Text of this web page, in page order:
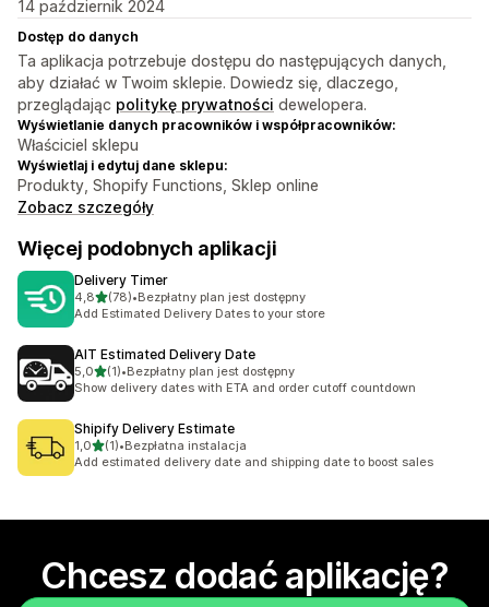
14 październik 2024
Dostęp do danych
Ta aplikacja potrzebuje dostępu do następujących danych,
aby działać w Twoim sklepie. Dowiedz się, dlaczego,
przeglądając politykę prywatności dewelopera.
Wyświetlanie danych pracowników i współpracowników:
Właściciel sklepu
Wyświetlaj i edytuj dane sklepu:
Produkty, Shopify Functions, Sklep online
Zobacz szczegóły
Więcej podobnych aplikacji
Delivery Timer
4,8na 5 gwiazdek
(78)
Łączna liczba recenzji: 78
•Bezpłatny plan jest dostępny
Add Estimated Delivery Dates to your store
AIT Estimated Delivery Date
5,0na 5 gwiazdek
(1)
Łączna liczba recenzji: 1
•Bezpłatny plan jest dostępny
Show delivery dates with ETA and order cutoff countdown
Shipify Delivery Estimate
1,0na 5 gwiazdek
(1)
Łączna liczba recenzji: 1
•Bezpłatna instalacja
Add estimated delivery date and shipping date to boost sales
Chcesz dodać aplikację?